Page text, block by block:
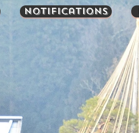
Notifications